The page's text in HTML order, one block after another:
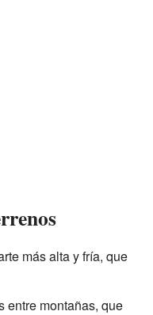
más alta y fría, que
entre montañas, que